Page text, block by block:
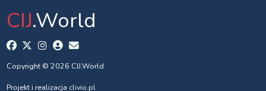
CIJ.World
Copyright © 2026 CIJ.World
Projekt i realizacja clivio.pl